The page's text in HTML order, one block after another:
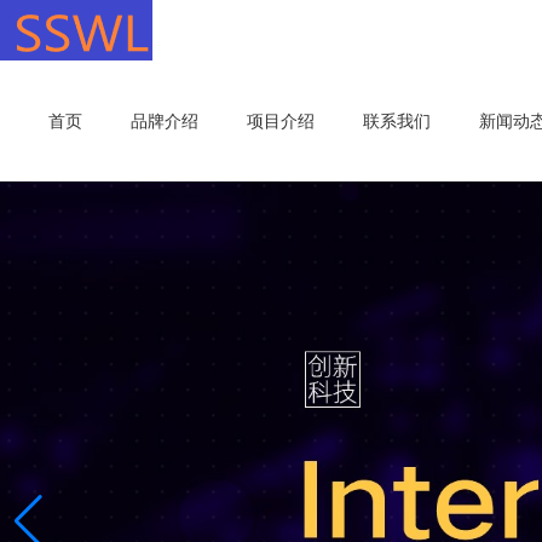
首页 品牌介绍 项目介绍 联系我们 新闻动